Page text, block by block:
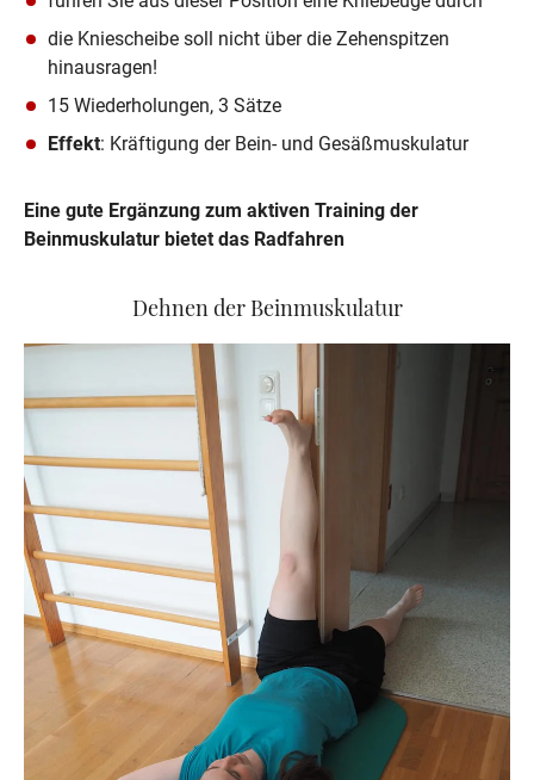
die Kniescheibe soll nicht über die Zehenspitzen
hinausragen!
15 Wiederholungen, 3 Sätze
Effekt: Kräftigung der Bein- und Gesäßmuskulatur
Eine gute Ergänzung zum aktiven Training der
Beinmuskulatur bietet das Radfahren
Dehnen der Beinmuskulatur